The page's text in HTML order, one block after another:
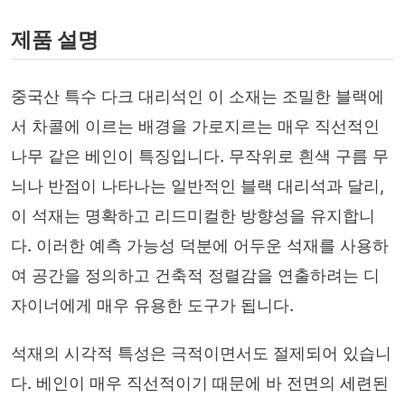
제품 설명
중국산 특수 다크 대리석인 이 소재는 조밀한 블랙에
서 차콜에 이르는 배경을 가로지르는 매우 직선적인
나무 같은 베인이 특징입니다. 무작위로 흰색 구름 무
늬나 반점이 나타나는 일반적인 블랙 대리석과 달리,
이 석재는 명확하고 리드미컬한 방향성을 유지합니
다. 이러한 예측 가능성 덕분에 어두운 석재를 사용하
여 공간을 정의하고 건축적 정렬감을 연출하려는 디
자이너에게 매우 유용한 도구가 됩니다.
석재의 시각적 특성은 극적이면서도 절제되어 있습니
다. 베인이 매우 직선적이기 때문에 바 전면의 세련된